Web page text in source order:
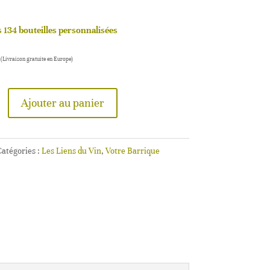
134 bouteilles personnalisées
(Livraison gratuite en Europe)
Ajouter au panier
: Les Liens du Vin, Votre Barrique